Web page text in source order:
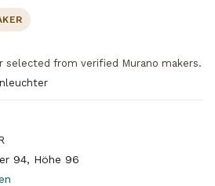
selected from verified Murano makers.
94, Höhe 96